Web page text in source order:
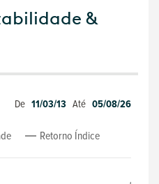
&
De 11/03/13 Até 05/08/26
Retorno Índice